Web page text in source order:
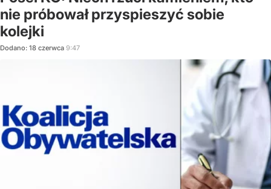
nie próbował przyspieszyć sobie
kolejki
Dodano: 18 czerwca 9:47